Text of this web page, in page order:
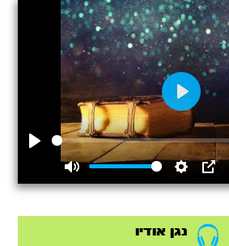
Mute Settings
PIP
Play
נגן אודיו